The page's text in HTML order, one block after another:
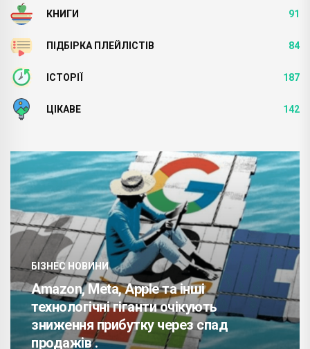
КНИГИ 91
ПІДБІРКА ПЛЕЙЛІСТІВ 84
ІСТОРІЇ 187
ЦІКАВЕ 142
БІЗНЕС НОВИНИ
Amazon, Meta, Apple та інші
технологічні гіганти очікують
зниження прибутку через спад
продажів .